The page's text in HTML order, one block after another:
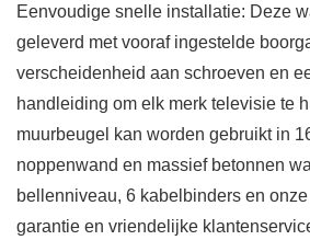
Eenvoudige snelle installatie: Deze
geleverd met vooraf ingestelde
verscheidenheid aan schroeven en
handleiding om elk merk televisie te
muurbeugel kan worden gebruikt in
noppenwand en massief betonnen
bellenniveau, 6 kabelbinders en
garantie en vriendelijke